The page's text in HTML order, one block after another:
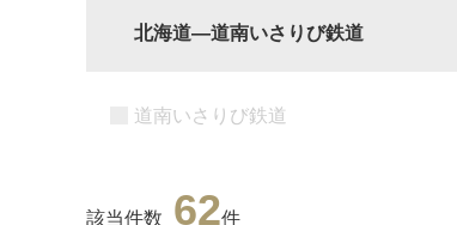
北海道―道南いさりび鉄道
道南いさりび鉄道
該当件数 62件